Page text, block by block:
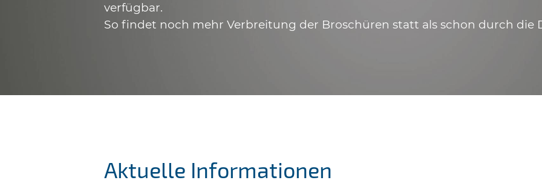
verfügbar.
So findet noch mehr Verbreitung der Broschüren statt als schon durch die
Aktuelle Informationen